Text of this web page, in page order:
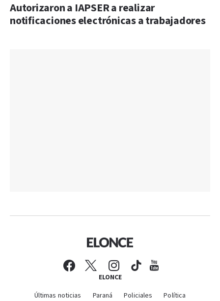
Autorizaron a IAPSER a realizar
notificaciones electrónicas a trabajadores
ELONCE
Últimas noticias Paraná Policiales Política